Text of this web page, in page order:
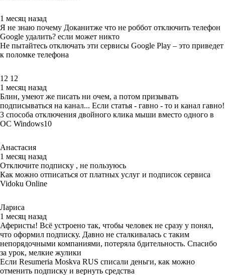
1 месяц назад
Я не знаю почему Доканитже что не роббот отключить телефон
Google удалить? если может никто
Не пытайтесь отключать эти сервисы Google Play – это приведет
к поломке телефона
12 12
1 месяц назад
Блин, умеют же писать ни очем, а потом призывать
подписываться на канал... Если статья - гавно - то и канал гавно!
3 способа отключения двойного клика мыши вместо одного в
ОС Windows10
Анастасия
1 месяц назад
Отключите подписку , не пользуюсь
Как можно отписаться от платных услуг и подписок сервиса
Vidoku Online
Лариса
1 месяц назад
Аферисты! Всё устроено так, чтобы человек не сразу у понял,
что оформил подписку. Давно не сталкивалась с таким
непорядочными компаниями, потеряла бдительность. Спасибо
за урок, мелкие жулики
Если Resumeria Moskva RUS списали деньги, как можно
отменить подписку и вернуть средства